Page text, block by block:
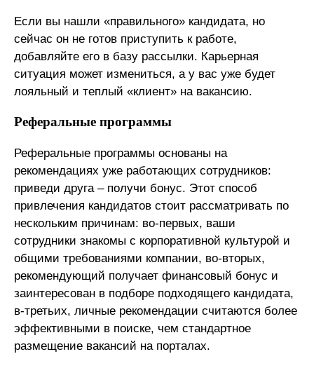
Если вы нашли «правильного» кандидата, но
сейчас он не готов приступить к работе,
добавляйте его в базу рассылки. Карьерная
ситуация может измениться, а у вас уже будет
лояльный и теплый «клиент» на вакансию.
Реферальные программы
Реферальные программы основаны на
рекомендациях уже работающих сотрудников:
приведи друга – получи бонус. Этот способ
привлечения кандидатов стоит рассматривать по
нескольким причинам: во-первых, ваши
сотрудники знакомы с корпоративной культурой и
общими требованиями компании, во-вторых,
рекомендующий получает финансовый бонус и
заинтересован в подборе подходящего кандидата,
в-третьих, личные рекомендации считаются более
эффективными в поиске, чем стандартное
размещение вакансий на порталах.